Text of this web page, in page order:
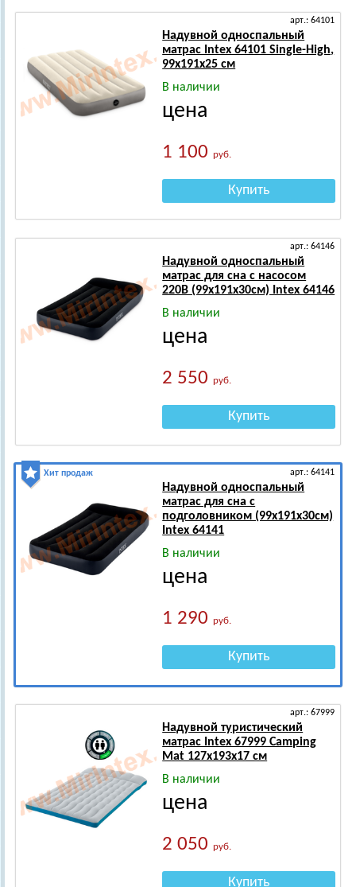
арт.: 64101
Надувной односпальный
матрас Intex 64101 Single-High,
99х191х25 см
В наличии
цена
1 100руб.
Купить
арт.: 64146
Надувной односпальный
матрас для сна с насосом
220В (99х191х30см) Intex 64146
В наличии
цена
2 550руб.
Купить
Хит продаж арт.: 64141
Надувной односпальный
матрас для сна с
подголовником (99х191х30см)
Intex 64141
В наличии
цена
1 290руб.
Купить
арт.: 67999
Надувной туристический
матрас Intex 67999 Camping
Mat 127х193х17 см
В наличии
цена
2 050руб.
Купить